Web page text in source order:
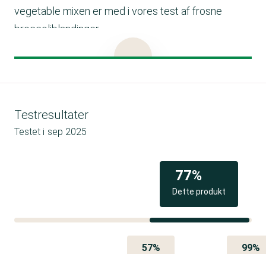
vegetable mixen er med i vores test af frosne
broccoliblandinger.
https://taenk.dk/test/frosne-
En god forbrugeroplysning ville være at oplyse
oprindelsen af grøntsagerne, så det ikke blot er
EU/ikke-EU.
Brug blandingen som garniture/tilbehør til fx kød
Testresultater
Testet i sep 2025
Dette produkt
77%
57% 99%